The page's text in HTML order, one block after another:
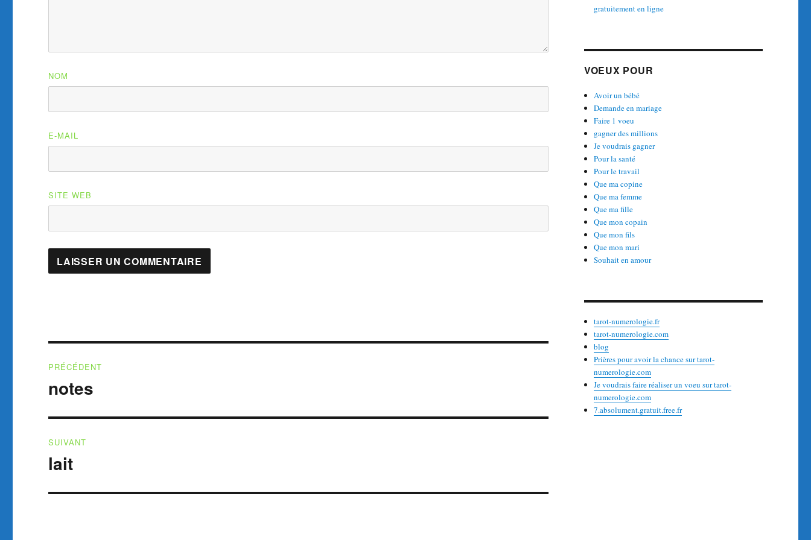
NOM
E-MAIL
SITE WEB
de
PRÉCÉDENT
Publication
notes
SUIVANT
Publication
lait
gratuitement en ligne
VOEUX POUR
Avoir un bébé
Demande en mariage
Faire 1 voeu
gagner des millions
Je voudrais gagner
Pour la santé
Pour le travail
Que ma copine
Que ma femme
Que ma fille
Que mon copain
Que mon fils
Que mon mari
Souhait en amour
tarot-numerologie.fr
tarot-numerologie.com
blog
Prières pour avoir la chance sur tarot-
numerologie.com
Je voudrais faire réaliser un voeu sur tarot-
numerologie.com
7.absolument.gratuit.free.fr